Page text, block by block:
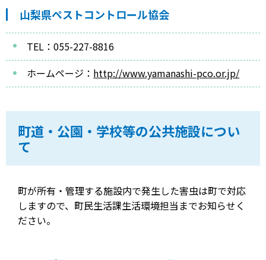
山梨県ペストコントロール協会
TEL：055-227-8816
ホームページ： http://www.yamanashi-pco.or.jp/
町道・公園・学校等の公共施設につい
て
町が所有・管理する施設内で発生した害虫は町で対応
しますので、町民生活課生活環境担当までお知らせく
ださい。